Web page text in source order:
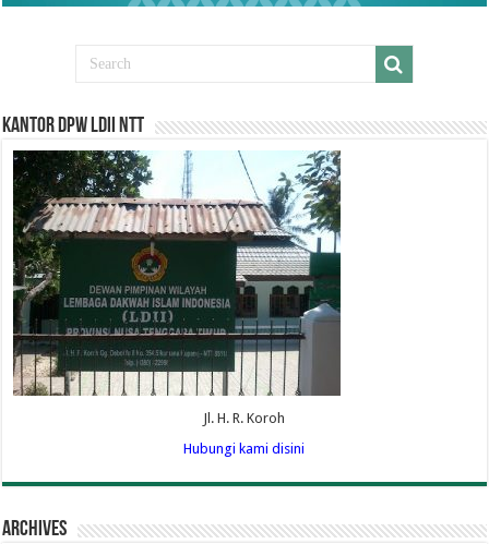
Kantor DPW LDII NTT
Jl. H. R. Koroh
Hubungi kami disini
Archives